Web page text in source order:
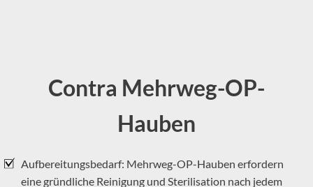
Contra Mehrweg-OP-
Hauben
Aufbereitungsbedarf: Mehrweg-OP-Hauben erfordern
eine gründliche Reinigung und Sterilisation nach jedem